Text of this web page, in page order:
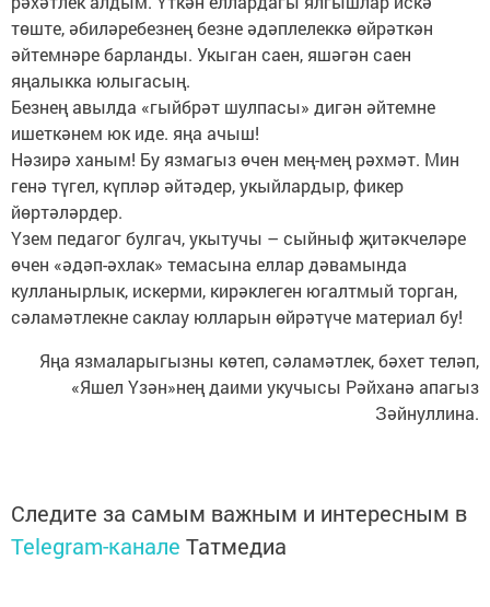
төште, әбиләребезнең безне әдәплелеккә өйрәткән
әйтемнәре барланды. Укыган саен, яшәгән саен
яңалыкка юлыгасың.
Безнең авылда «гыйбрәт шулпасы» дигән әйтемне
ишеткәнем юк иде. яңа ачыш!
Нәзирә ханым! Бу язмагыз өчен мең-мең рәхмәт. Мин
генә түгел, күп­ләр әйтәдер, укыйлардыр, фикер
йөртәләрдер.
Үзем педагог булгач, укытучы – сыйныф җитәкчеләре
өчен «әдәп-әхлак» темасына еллар дәвамында
кулланырлык, искерми, кирәклеген югалтмый торган,
сәламәтлекне сак­лау юлларын өйрәтүче материал бу!
Яңа язмаларыгызны көтеп, сәламәтлек, бәхет теләп,
«Яшел Үзән»нең даими укучысы Рәйханә апагыз
Зәйнуллина.
Следите за самым важным и интересным в
Telegram-канале Татмедиа